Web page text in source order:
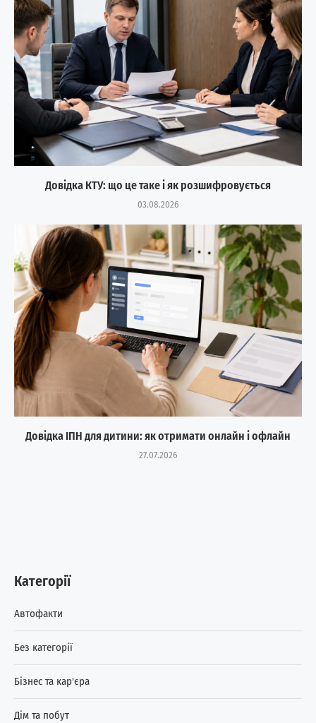
Довідка КТУ: що це таке і як розшифровується
03.08.2026
Довідка ІПН для дитини: як отримати онлайн і офлайн
27.07.2026
Категорії
Автофакти
Без категорії
Бізнес та кар'єра
Дім та побут